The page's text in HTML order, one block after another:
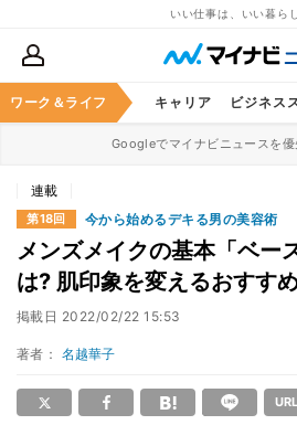
いい仕事は、いい暮ら
ワーク＆ライフ キャリア ビジネス
Googleでマイナビニュースを
連載
第18回 今から始めるデキる男の美容術
メンズメイクの基本「ベー
は? 肌印象を変えるおすす
掲載日 2022/02/22 15:53
著者： 名越華子